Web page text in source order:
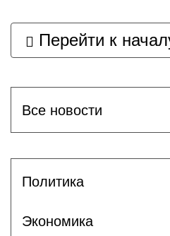
Перейти к
Все новости
Политика
Экономика